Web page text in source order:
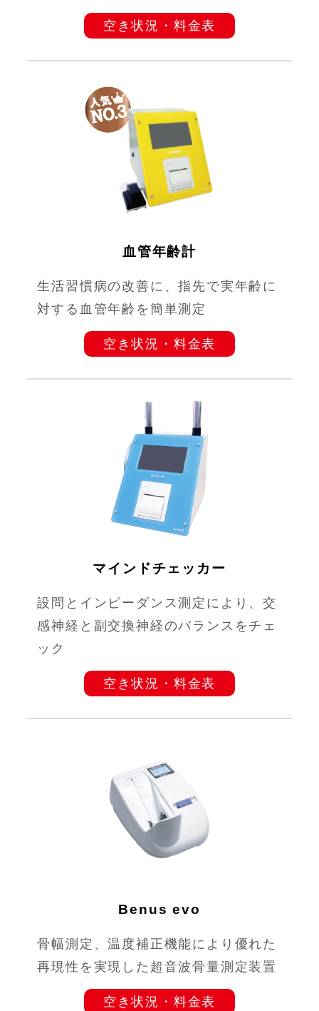
空き状況・料金表
血管年齢計
生活習慣病の改善に、指先で実年齢に
対する血管年齢を簡単測定
空き状況・料金表
マインドチェッカー
設問とインピーダンス測定により、交
感神経と副交換神経のバランスをチェ
ック
空き状況・料金表
Benus evo
骨幅測定、温度補正機能により優れた
再現性を実現した超音波骨量測定装置
空き状況・料金表